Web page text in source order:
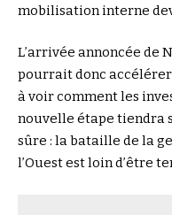
mobilisation interne
L’arrivée annoncée de
pourrait donc accélérer
à voir comment les
nouvelle étape tiendra
sûre : la bataille de la
l’Ouest est loin d’être